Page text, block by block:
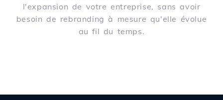
l'expansion de votre entreprise, sans avoir
besoin de rebranding à mesure qu'elle évolue
au fil du temps.